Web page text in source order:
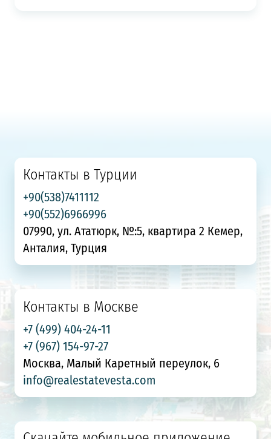
Контакты в Турции
+90(538)7411112
+90(552)6966996
07990, ул. Ататюрк, №:5, квартира 2 Кемер,
Анталия, Турция
Контакты в Москве
+7 (499) 404-24-11
+7 (967) 154-97-27
Москва, Малый Каретный переулок, 6
info@realestatevesta.com